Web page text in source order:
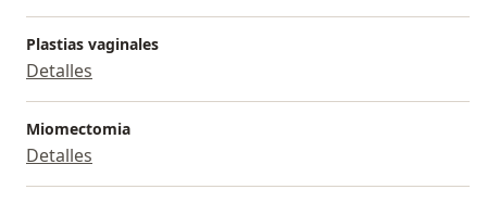
Plastias vaginales
Detalles
Miomectomia
Detalles